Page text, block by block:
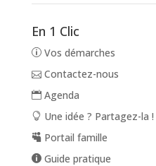
En 1 Clic
Vos démarches
Contactez-nous
Agenda
Une idée ? Partagez-la !
Portail famille
Guide pratique